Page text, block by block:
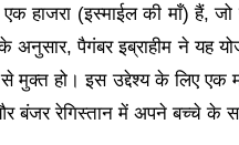
हाजरा (इस्माईल की माँ) हैं, जो
पैगंबर इब्राहीम ने यह
हो। इस उद्देश्य के लिए एक
बंजर रेगिस्तान में अपने बच्चे के